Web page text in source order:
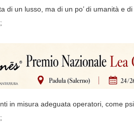
di un lusso, ma di un po’ di umanità e
in misura adeguata operatori, come